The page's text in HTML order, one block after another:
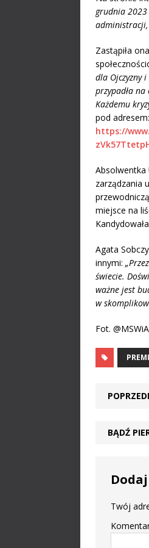
grudnia
administracji,
Zastąpiła
dla Ojczyzny
przypadła
Każdemu
pod adresem:
https://
Absolwentka
zarządzania
miejsce na
Agata
innymi:
świecie.
ważne jest
w
Fot.
BĄDŹ
Twój